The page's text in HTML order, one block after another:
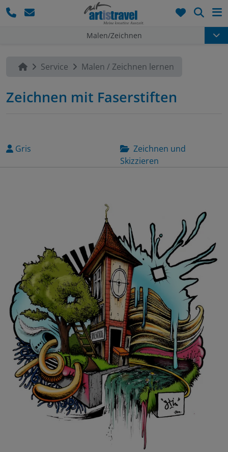
Malen/Zeichnen
Service Malen / Zeichnen lernen
Zeichnen mit Faserstiften
Gris
Zeichnen und
Skizzieren